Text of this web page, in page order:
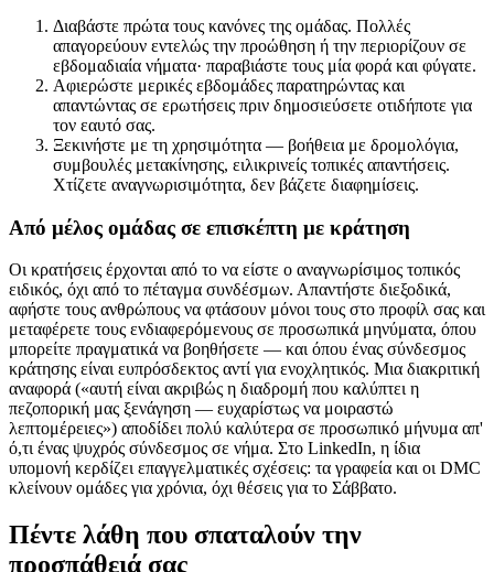
Διαβάστε πρώτα τους κανόνες της ομάδας. Πολλές
απαγορεύουν εντελώς την προώθηση ή την περιορίζουν σε
εβδομαδιαία νήματα· παραβιάστε τους μία φορά και φύγατε.
Αφιερώστε μερικές εβδομάδες παρατηρώντας και
απαντώντας σε ερωτήσεις πριν δημοσιεύσετε οτιδήποτε για
τον εαυτό σας.
Ξεκινήστε με τη χρησιμότητα — βοήθεια με δρομολόγια,
συμβουλές μετακίνησης, ειλικρινείς τοπικές απαντήσεις.
Χτίζετε αναγνωρισιμότητα, δεν βάζετε διαφημίσεις.
Από μέλος ομάδας σε επισκέπτη με κράτηση
Οι κρατήσεις έρχονται από το να είστε ο αναγνωρίσιμος τοπικός
ειδικός, όχι από το πέταγμα συνδέσμων. Απαντήστε διεξοδικά,
αφήστε τους ανθρώπους να φτάσουν μόνοι τους στο προφίλ σας και
μεταφέρετε τους ενδιαφερόμενους σε προσωπικά μηνύματα, όπου
μπορείτε πραγματικά να βοηθήσετε — και όπου ένας σύνδεσμος
κράτησης είναι ευπρόσδεκτος αντί για ενοχλητικός. Μια διακριτική
αναφορά («αυτή είναι ακριβώς η διαδρομή που καλύπτει η
πεζοπορική μας ξενάγηση — ευχαρίστως να μοιραστώ
λεπτομέρειες») αποδίδει πολύ καλύτερα σε προσωπικό μήνυμα απ'
ό,τι ένας ψυχρός σύνδεσμος σε νήμα. Στο LinkedIn, η ίδια
υπομονή κερδίζει επαγγελματικές σχέσεις: τα γραφεία και οι DMC
κλείνουν ομάδες για χρόνια, όχι θέσεις για το Σάββατο.
Πέντε λάθη που σπαταλούν την
προσπάθειά σας